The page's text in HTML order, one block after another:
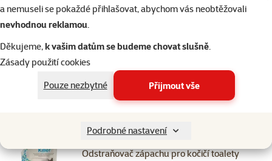
a nemuseli se pokaždé přihlašovat, abychom vás neobtěžovali
nevhodnou reklamou.
Děkujeme,k vašim datům se budeme chovat slušně.
Zásady použití cookies
Pouze nezbytné
Přijmout vše
Podrobné nastavení
Odstraňovač zápachu pro kočičí toalety
20×hodnocení